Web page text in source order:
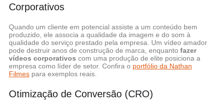
Corporativos
Quando um cliente em potencial assiste a um conteúdo bem
produzido, ele associa a qualidade da imagem e do som à
qualidade do serviço prestado pela empresa. Um vídeo amador
pode destruir anos de construção de marca, enquanto fazer
vídeos corporativos com uma produção de elite posiciona a
empresa como líder de setor. Confira o portfólio da Nathan
Filmes para exemplos reais.
Otimização de Conversão (CRO)